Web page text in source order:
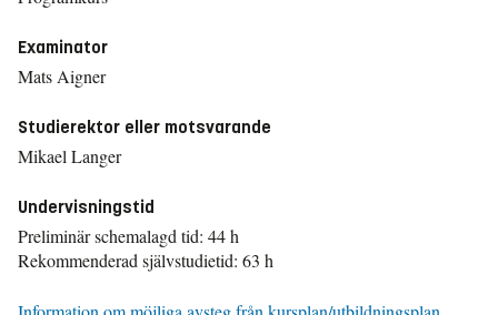
Examinator
Mats Aigner
Studierektor eller motsvarande
Mikael Langer
Undervisningstid
Preliminär schemalagd tid: 44 h
Rekommenderad självstudietid: 63 h